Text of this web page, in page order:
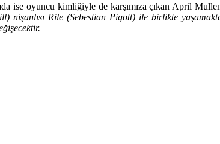
ise oyuncu kimliğiyle de karşımıza çıkan April
nişanlısı Rile (Sebestian Pigott) ile birlikte